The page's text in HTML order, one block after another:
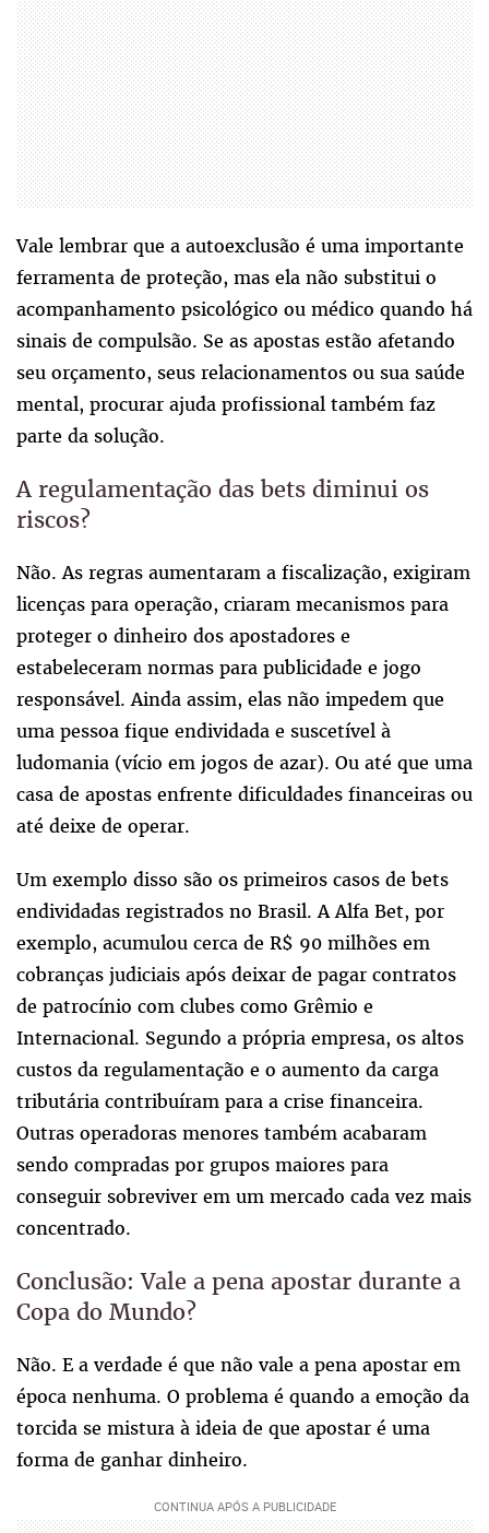
Vale lembrar que a autoexclusão é uma importante
ferramenta de proteção, mas ela não substitui o
acompanhamento psicológico ou médico quando há
sinais de compulsão. Se as apostas estão afetando
seu orçamento, seus relacionamentos ou sua saúde
mental, procurar ajuda profissional também faz
parte da solução.
A regulamentação das bets diminui os
riscos?
Não. As regras aumentaram a fiscalização, exigiram
licenças para operação, criaram mecanismos para
proteger o dinheiro dos apostadores e
estabeleceram normas para publicidade e jogo
responsável. Ainda assim, elas não impedem que
uma pessoa fique endividada e suscetível à
ludomania (vício em jogos de azar). Ou até que uma
casa de apostas enfrente dificuldades financeiras ou
até deixe de operar.
Um exemplo disso são os primeiros casos de bets
endividadas registrados no Brasil. A Alfa Bet, por
exemplo, acumulou cerca de R$ 90 milhões em
cobranças judiciais após deixar de pagar contratos
de patrocínio com clubes como Grêmio e
Internacional. Segundo a própria empresa, os altos
custos da regulamentação e o aumento da carga
tributária contribuíram para a crise financeira.
Outras operadoras menores também acabaram
sendo compradas por grupos maiores para
conseguir sobreviver em um mercado cada vez mais
concentrado.
Conclusão: Vale a pena apostar durante a
Copa do Mundo?
Não. E a verdade é que não vale a pena apostar em
época nenhuma. O problema é quando a emoção da
torcida se mistura à ideia de que apostar é uma
forma de ganhar dinheiro.